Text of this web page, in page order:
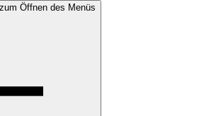
Öffnen des Menüs